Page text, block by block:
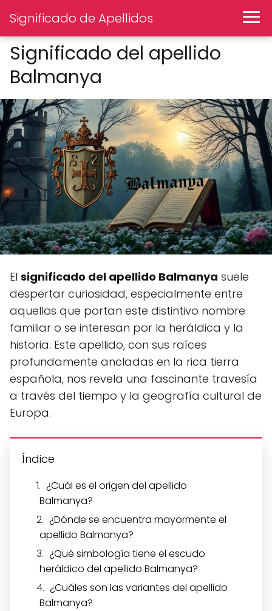
Significado de Apellidos
Significado del apellido
Balmanya
El significado del apellido Balmanya suele
despertar curiosidad, especialmente entre
aquellos que portan este distintivo nombre
familiar o se interesan por la heráldica y la
historia. Este apellido, con sus raíces
profundamente ancladas en la rica tierra
española, nos revela una fascinante travesía
a través del tiempo y la geografía cultural de
Europa.
Índice
¿Cuál es el origen del apellido
Balmanya?
¿Dónde se encuentra mayormente el
apellido Balmanya?
¿Qué simbología tiene el escudo
heráldico del apellido Balmanya?
¿Cuáles son las variantes del apellido
Balmanya?